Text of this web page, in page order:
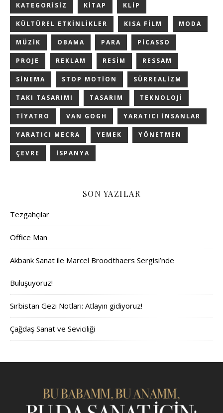
KATEGORISIZ KITAP KLIP
KÜLTÜREL ETKINLIKLER KISA FILM MODA
MÜZIK OBAMA PARA PICASSO
PROJE REKLAM RESIM RESSAM
SINEMA STOP MOTION SÜRREALIZM
TAKI TASARIMI TASARIM TEKNOLOJI
TIYATRO VAN GOGH YARATICI INSANLAR
YARATICI MECRA YEMEK YÖNETMEN
ÇEVRE İSPANYA
SON YAZILAR
Tezgahçılar
Office Man
Akbank Sanat ile Marcel Broodthaers Sergisi’nde
Buluşuyoruz!
Sırbistan Gezi Notları: Atlayın gidiyoruz!
Çağdaş Sanat ve Seviciliği